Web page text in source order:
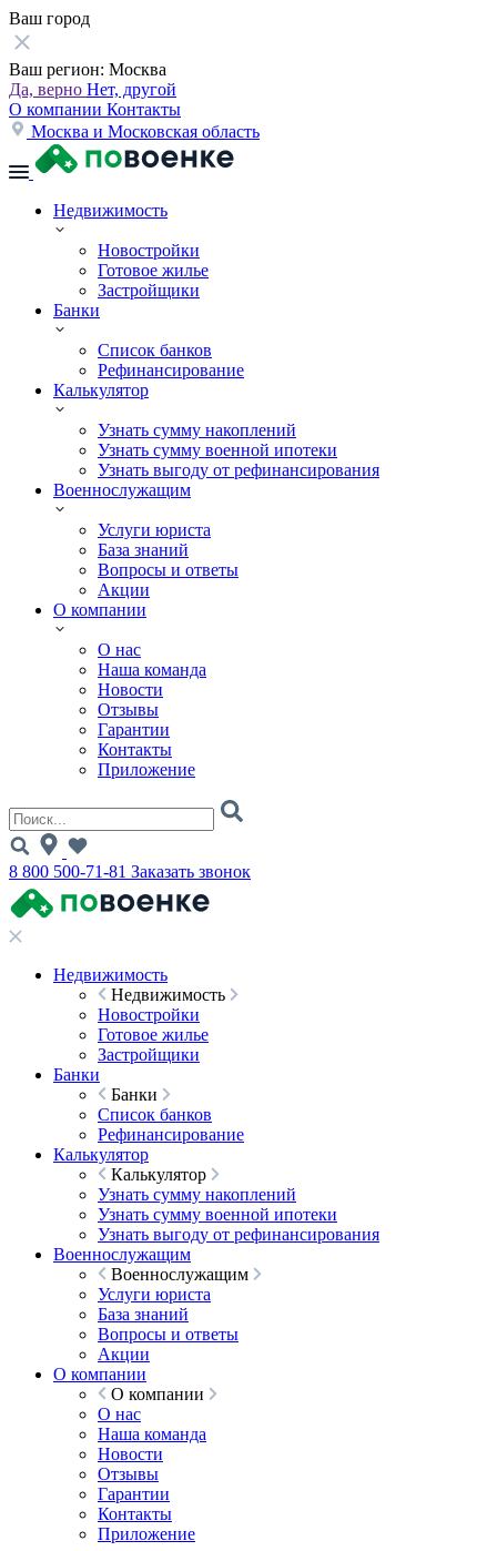
Ваш город
Ваш регион: Москва
Да, верно Нет, другой
О компании Контакты
Москва и Московская область
Недвижимость
Новостройки
Готовое жилье
Застройщики
Банки
Список банков
Рефинансирование
Калькулятор
Узнать сумму накоплений
Узнать сумму военной ипотеки
Узнать выгоду от рефинансирования
Военнослужащим
Услуги юриста
База знаний
Вопросы и ответы
Акции
О компании
О нас
Наша команда
Новости
Отзывы
Гарантии
Контакты
Приложение
8 800 500-71-81 Заказать звонок
Недвижимость
Недвижимость
Новостройки
Готовое жилье
Застройщики
Банки
Банки
Список банков
Рефинансирование
Калькулятор
Калькулятор
Узнать сумму накоплений
Узнать сумму военной ипотеки
Узнать выгоду от рефинансирования
Военнослужащим
Военнослужащим
Услуги юриста
База знаний
Вопросы и ответы
Акции
О компании
О компании
О нас
Наша команда
Новости
Отзывы
Гарантии
Контакты
Приложение